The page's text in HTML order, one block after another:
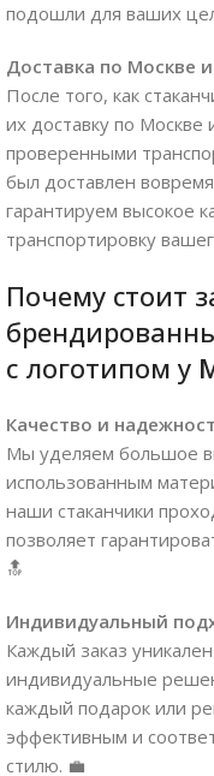
подошли для ваших
Доставка по Москве
После того, как
их доставку по
проверенными
был доставлен
гарантируем высокое
транспортировку
Почему стоит
с логотипом у
Качество и
Мы уделяем большое
использованным
наши стаканчики
позволяет
🔝
Индивидуальный
Каждый заказ
индивидуальные
каждый подарок или
эффективным и
стилю. 💼